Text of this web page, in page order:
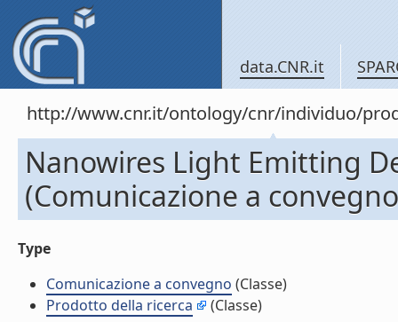
data.CNR.it
http://www.cnr.it/ontology/cnr/individuo/
Nanowires Light Emitting
(Comunicazione a
Type
Comunicazione a convegno (Classe)
Prodotto della ricerca
(Classe)